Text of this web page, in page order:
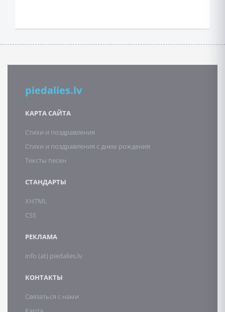
piedalies.lv
КАРТА САЙТА
Стихи и поздравления
Стихи и поздравления с днем рождения
Тексты песен
СТАНДАРТЫ
XHTML
CSS
РЕКЛАМА
info (at) piedalies.lv
КОНТАКТЫ
Связаться с нами